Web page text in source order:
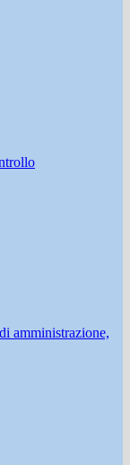
amministrazione,